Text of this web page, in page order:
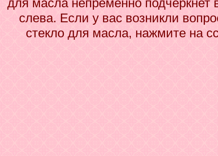
для масла непременно
слева. Если у вас возникли
стекло для масла, нажмите на